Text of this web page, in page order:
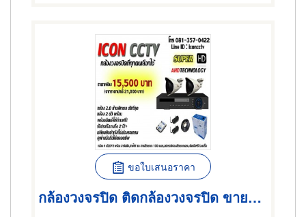
ขอใบเสนอราคา
กล้องวงจรปิด ติดกล้องวงจรปิด ขายกล้องวงจรปิด วางระบบกล้อง